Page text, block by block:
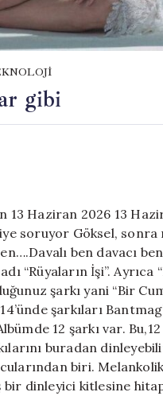
gibi
13 Haziran 2026 13
soruyor Göksel,
ben davacı
“Rüyaların İşi”.
şarkı yani “Bir
şarkıları
12 şarkı var.
buradan
biri.
bir dinleyici kitlesine